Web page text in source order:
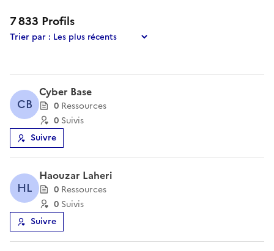
7 833 Profils
Trier par :
CB
Cyber Base
0 Ressources
0 Suivis
Suivre
HL
Haouzar Laheri
0 Ressources
0 Suivis
Suivre